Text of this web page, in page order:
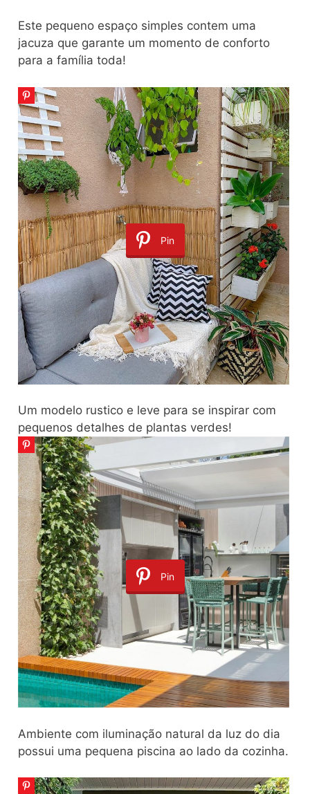
Este pequeno espaço simples contem uma
jacuza que garante um momento de conforto
para a família toda!
Pin
Um modelo rustico e leve para se inspirar com
pequenos detalhes de plantas verdes!
Pin
Ambiente com iluminação natural da luz do dia
possui uma pequena piscina ao lado da cozinha.